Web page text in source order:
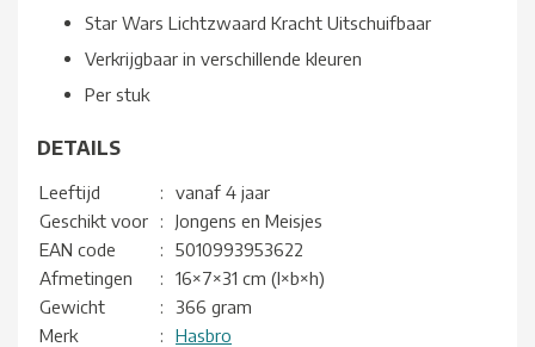
Star Wars Lichtzwaard Kracht Uitschuifbaar
Verkrijgbaar in verschillende kleuren
Per stuk
DETAILS
Leeftijd :
vanaf 4 jaar
Geschikt voor
:
Jongens en Meisjes
EAN code
:
5010993953622
Afmetingen
:
16×7×31 cm (l×b×h)
Gewicht
:
366 gram
Merk
:
Hasbro